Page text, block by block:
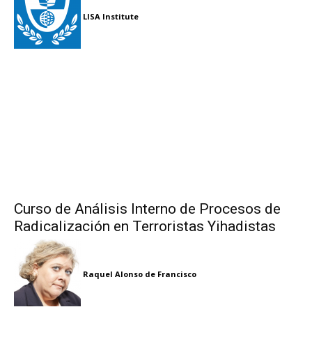
LISA Institute
Curso de Análisis Interno de Procesos de
Radicalización en Terroristas Yihadistas
Raquel Alonso de Francisco